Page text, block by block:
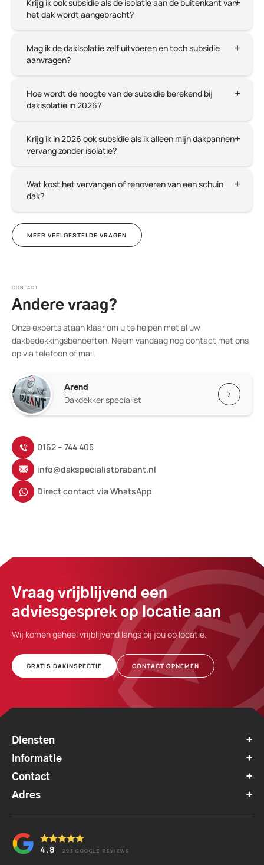
Krijg ik ook subsidie als de isolatie aan de buitenkant van
het dak wordt aangebracht?
Mag ik de dakisolatie zelf uitvoeren en toch subsidie
aanvragen?
Hoe wordt de hoogte van de subsidie berekend bij
dakisolatie in 2026?
Krijg ik in 2026 ook subsidie als ik alleen mijn dakpannen
vervang zonder isolatie?
Wat kost het vervangen of renoveren van een schuin
dak?
MEER VEELGESTELDE VRAGEN
CONTACT
Andere vraag?
Onze experts staan klaar om u te helpen met al uw
dakbedekkingsbehoeften. Neem vandaag nog contact met ons
op via telefoon of mail.
Arend
Dakdekker specialist
0162 – 744 405
info@dakspecialistbrabant.nl
Direct contact via WhatsApp
Vraag vrijblijvend een
adviesgesprek op locatie aan
Wij komen geheel vrijblijvend langs bij jou op locatie.
GRATIS DAKINSPECTIE CONTACT OPNEMEN
Diensten
Informatie
Contact
Adres
4.8 293 GOOGLE REVIEWS